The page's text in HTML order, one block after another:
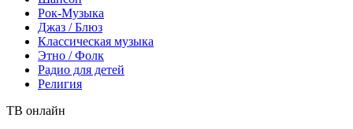
Рок-Музыка
Джаз / Блюз
Классическая музыка
Этно / Фолк
Радио для детей
Религия
ТВ онлайн